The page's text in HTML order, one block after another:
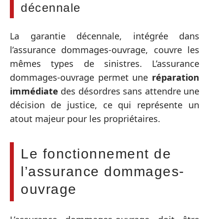
décennale
La garantie décennale, intégrée dans
l’assurance dommages-ouvrage, couvre les
mêmes types de sinistres. L’assurance
dommages-ouvrage permet une réparation
immédiate des désordres sans attendre une
décision de justice, ce qui représente un
atout majeur pour les propriétaires.
Le fonctionnement de
l’assurance dommages-
ouvrage